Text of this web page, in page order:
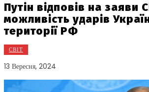
Путін відповів на заяви
можливість ударів
території РФ
СВІТ
13 Вересня, 2024